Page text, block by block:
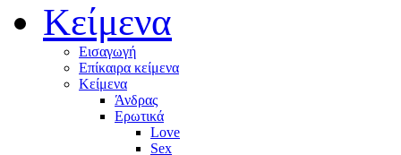
Κείμενα
Εισαγωγή
Επίκαιρα κείμενα
Κείμενα
Άνδρας
Ερωτικά
Love
Sex